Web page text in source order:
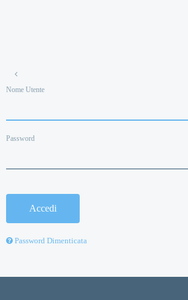
Nome Utente
Password
Accedi
Password Dimenticata